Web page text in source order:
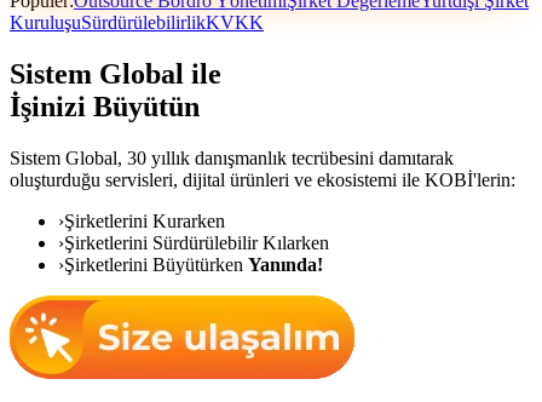
KuruluşuSürdürülebilirlikKVKK
Sistem Global ile
İşinizi Büyütün
Sistem Global, 30 yıllık danışmanlık tecrübesini damıtarak
oluşturduğu servisleri, dijital ürünleri ve ekosistemi ile KOBİ'lerin:
›Şirketlerini Kurarken
›Şirketlerini Sürdürülebilir Kılarken
›Şirketlerini Büyütürken Yanında!